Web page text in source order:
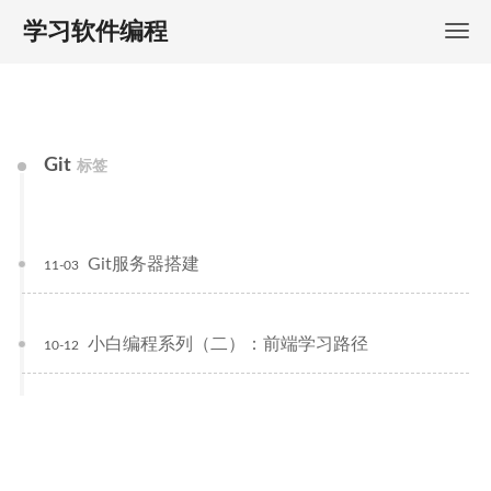
学习软件编程
Git 标签
Git服务器搭建
11-03
小白编程系列（二）：前端学习路径
10-12